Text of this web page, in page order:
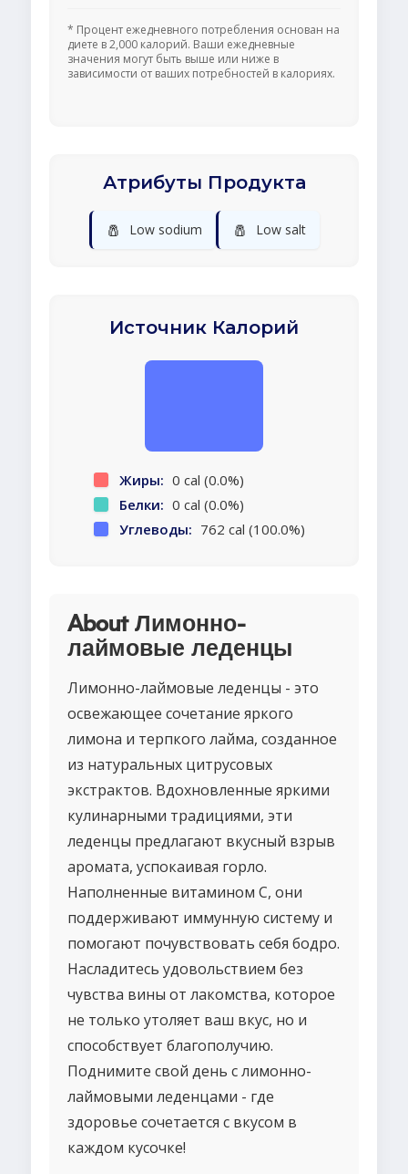
* Процент ежедневного потребления основан на
диете в 2,000 калорий. Ваши ежедневные
значения могут быть выше или ниже в
зависимости от ваших потребностей в калориях.
Атрибуты Продукта
🧂 Low sodium 🧂 Low salt
Источник Калорий
Жиры: 0 cal (0.0%)
Белки: 0 cal (0.0%)
Углеводы: 762 cal (100.0%)
About Лимонно-
лаймовые леденцы
Лимонно-лаймовые леденцы - это
освежающее сочетание яркого
лимона и терпкого лайма, созданное
из натуральных цитрусовых
экстрактов. Вдохновленные яркими
кулинарными традициями, эти
леденцы предлагают вкусный взрыв
аромата, успокаивая горло.
Наполненные витамином C, они
поддерживают иммунную систему и
помогают почувствовать себя бодро.
Насладитесь удовольствием без
чувства вины от лакомства, которое
не только утоляет ваш вкус, но и
способствует благополучию.
Поднимите свой день с лимонно-
лаймовыми леденцами - где
здоровье сочетается с вкусом в
каждом кусочке!